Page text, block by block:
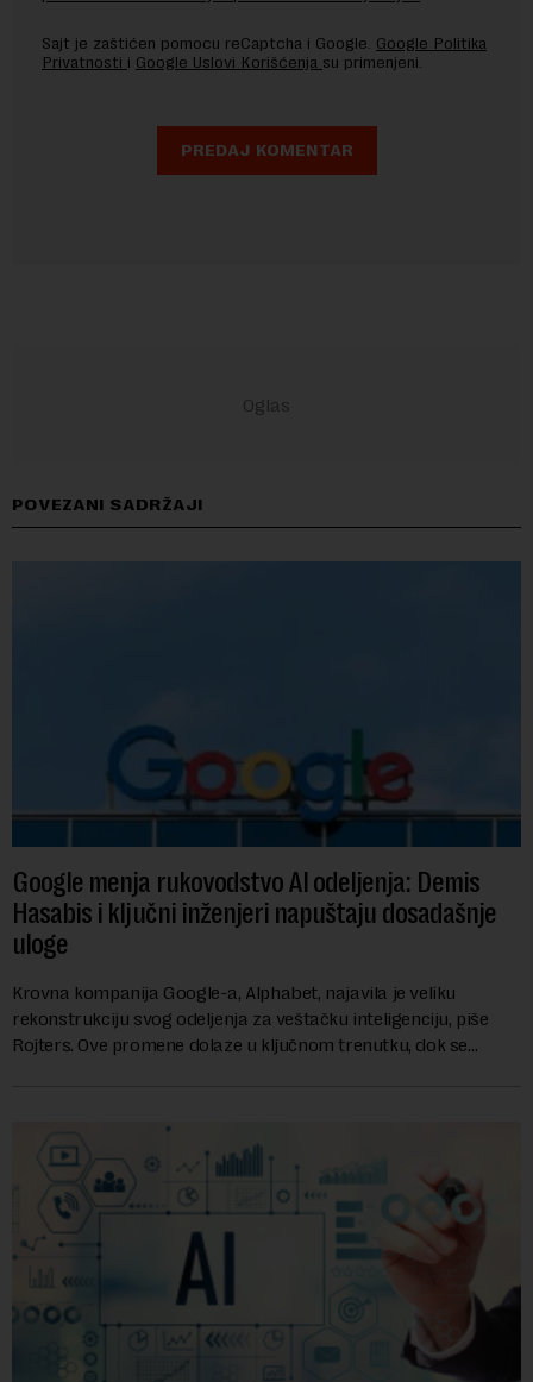
Sajt je zaštićen pomocu reCaptcha i Google. Google Politika
Privatnosti i Google Uslovi Korišćenja su primenjeni.
POVEZANI SADRŽAJI
Google menja rukovodstvo AI odeljenja: Demis
Hasabis i ključni inženjeri napuštaju dosadašnje
uloge
Krovna kompanija Google-a, Alphabet, najavila je veliku
rekonstrukciju svog odeljenja za veštačku inteligenciju, piše
Rojters. Ove promene dolaze u ključnom trenutku, dok se